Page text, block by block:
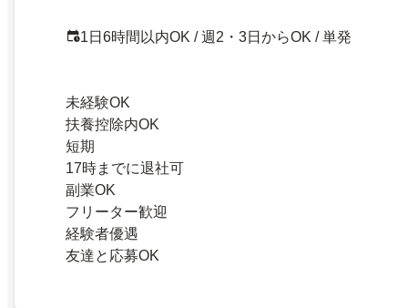
1日6時間以内OK / 週2・3日からOK / 単発
未経験OK
扶養控除内OK
短期
17時までに退社可
副業OK
フリーター歓迎
経験者優遇
友達と応募OK